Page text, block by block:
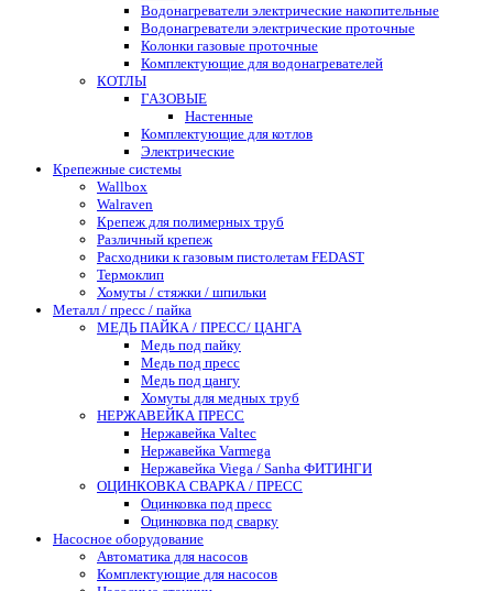
Водонагреватели электрические накопительные
Водонагреватели электрические проточные
Колонки газовые проточные
Комплектующие для водонагревателей
КОТЛЫ
ГАЗОВЫЕ
Настенные
Комплектующие для котлов
Электрические
Крепежные системы
Wallbox
Walraven
Крепеж для полимерных труб
Различный крепеж
Расходники к газовым пистолетам FEDAST
Термоклип
Хомуты / стяжки / шпильки
Металл / пресс / пайка
МЕДЬ ПАЙКА / ПРЕСС/ ЦАНГА
Медь под пайку
Медь под пресс
Медь под цангу
Хомуты для медных труб
НЕРЖАВЕЙКА ПРЕСС
Нержавейка Valtec
Нержавейка Varmega
Нержавейка Viega / Sanha ФИТИНГИ
ОЦИНКОВКА СВАРКА / ПРЕСС
Оцинковка под пресс
Оцинковка под сварку
Насосное оборудование
Автоматика для насосов
Комплектующие для насосов